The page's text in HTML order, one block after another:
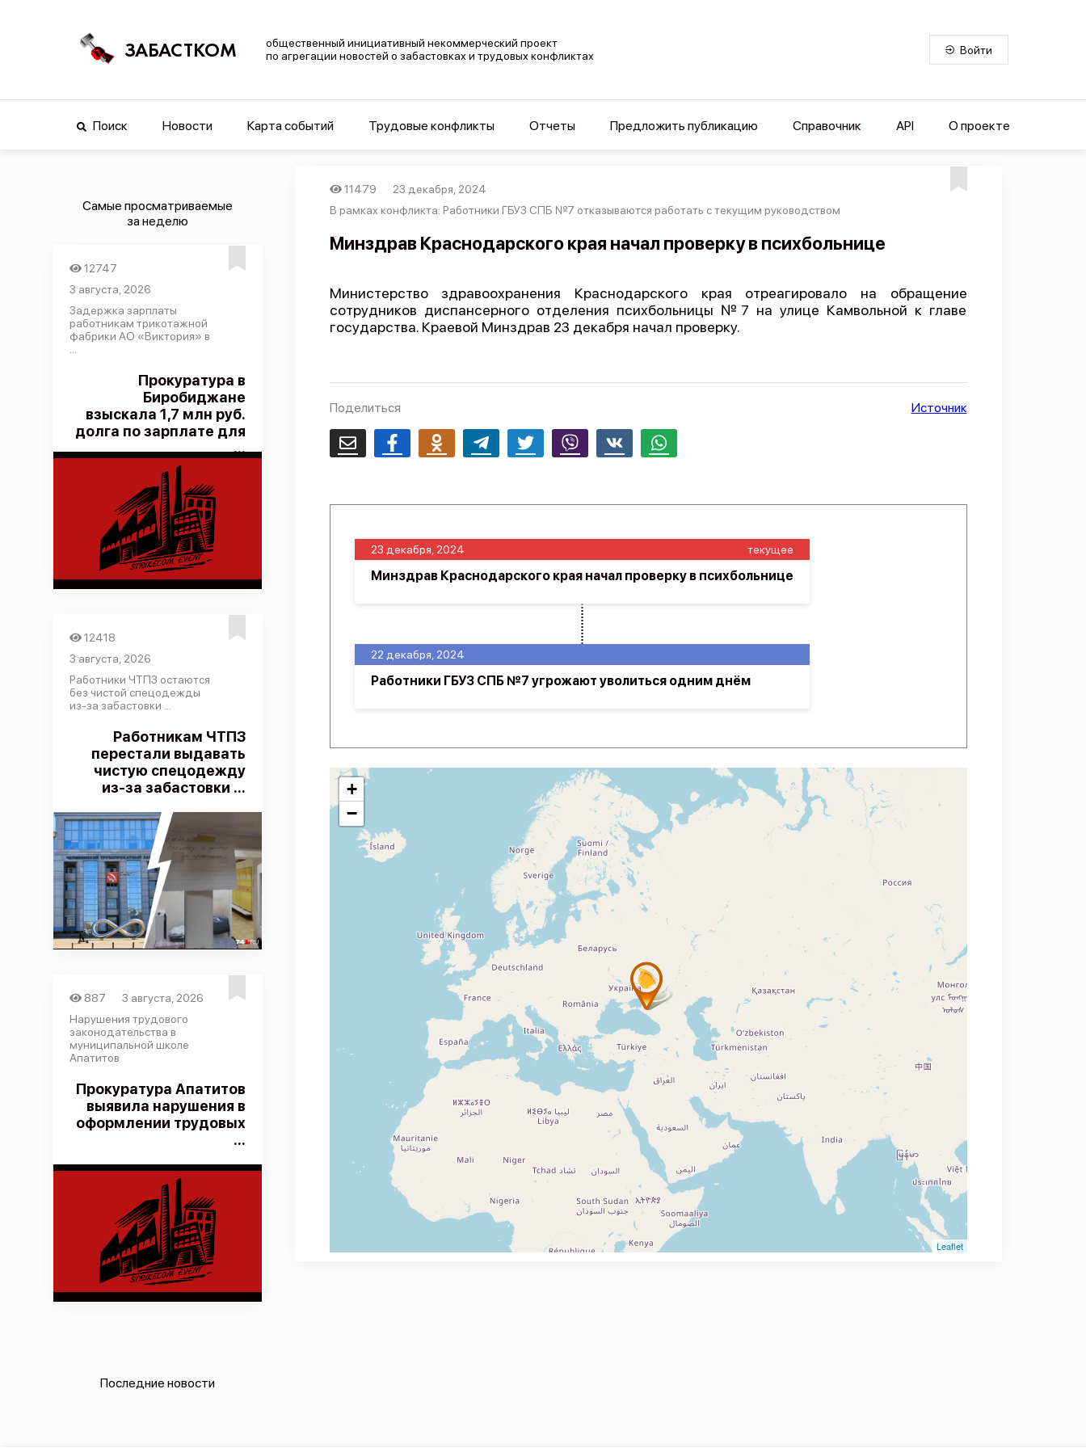
ЗАБАСТКОМ
общественный инициативный некоммерческий проект
по агрегации новостей о забастовках и трудовых конфликтах
Войти
Поиск Новости Карта событий Трудовые конфликты Отчеты Предложить публикацию Справочник API О проекте
Самые просматриваемые
за неделю
12747
3 августа, 2026
Задержка зарплаты
работникам трикотажной
фабрики АО «Виктория» в
Прокуратура в
Биробиджане
взыскала 1,7 млн руб.
долга по зарплате для
...
12418
3 августа, 2026
Работники ЧТПЗ остаются
без чистой спецодежды
из-за забастовки ...
Работникам ЧТПЗ
перестали выдавать
чистую спецодежду
из-за забастовки ...
887
3 августа, 2026
Нарушения трудового
законодательства в
муниципальной школе
Апатитов
Прокуратура Апатитов
выявила нарушения в
оформлении трудовых
...
Последние новости
11479
23 декабря, 2024
В рамках конфликта: Работники ГБУЗ СПБ №7 отказываются работать с текущим руководством
Минздрав Краснодарского края начал проверку в психбольнице
Министерство здравоохранения Краснодарского края отреагировало на обращение
сотрудников диспансерного отделения психбольницы №7 на улице Камвольной к главе
государства. Краевой Минздрав 23 декабря начал проверку.
Поделиться
Email FacebookOdnoklassnikiTelegram Twitter Viber Whatsapp
Источник
22 декабря, 2024
Работники ГБУЗ СПБ №7 угрожают уволиться одним днём
23 декабря, 2024 текущее
Минздрав Краснодарского края начал проверку в психбольнице
+
−
Leaflet